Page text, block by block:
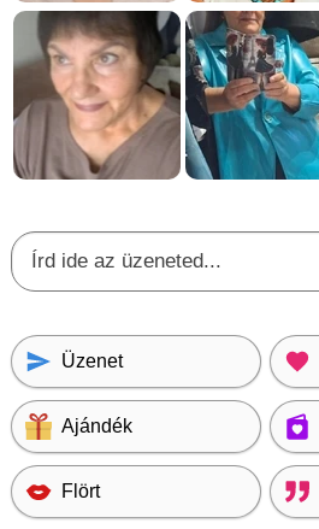
Üzenet
Ajándék
Flört